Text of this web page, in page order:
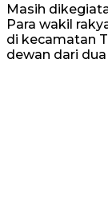
Masih
Para wakil
di kecamatan
dewan dari